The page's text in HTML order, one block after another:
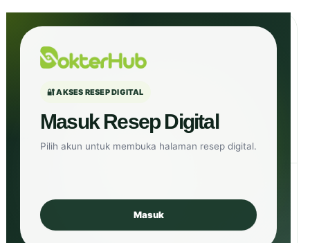
🔐 AKSES RESEP DIGITAL
Masuk Resep Digital
Pilih akun untuk membuka halaman resep digital.
Masuk
Resep Digital Klinik
Isi data pasien, obat, dan instruksi. Preview otomatis siap
Lihat Preview 🚪 Keluar